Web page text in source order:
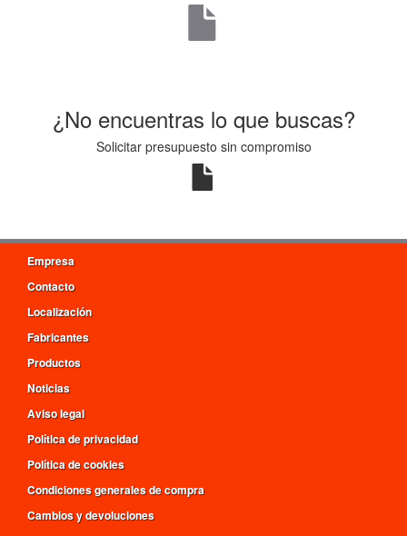
¿No encuentras lo que buscas?
Solicitar presupuesto sin compromiso
Empresa
Contacto
Localización
Fabricantes
Productos
Noticias
Aviso legal
Política de privacidad
Política de cookies
Condiciones generales de compra
Cambios y devoluciones